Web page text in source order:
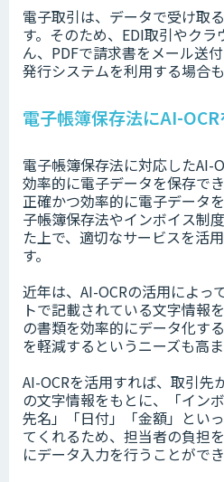
電子取引は、データで受け取
す。そのため、EDI取引やク
ん、PDFで請求書をメール送
発行システムを利用する場合も
電子帳簿保存法にAI-
電子帳簿保存法に対応したAI-
効率的に電子データを保存で
正確かつ効率的に電子データ
子帳簿保存法やインボイス制
た上で、適切なサービスを活
す。
近年は、AI-OCRの活用によっ
トで記載されている文字情報
の書類を効率的にデータ化す
を軽減するというニーズも高ま
AI-OCRを活用すれば、取引先
の文字情報をもとに、「イン
先名」「日付」「金額」とい
てくれるため、担当者の負担
にデータ入力を行うことができ